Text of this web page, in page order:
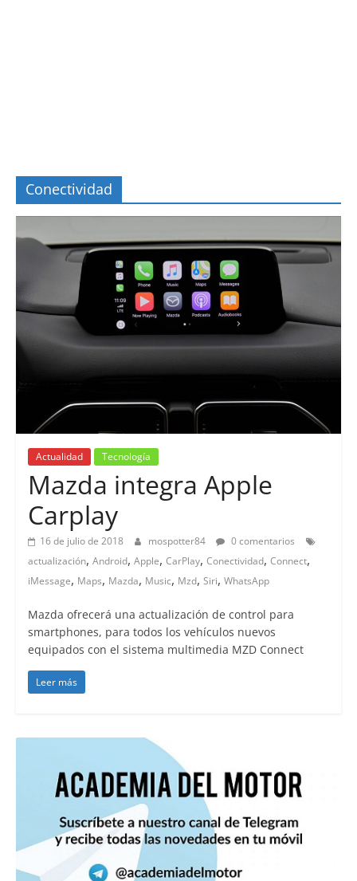
Conectividad
Actualidad Tecnología
Mazda integra Apple
Carplay
16 de julio de 2018 mospotter84
0 comentarios
actualización, Android, Apple, CarPlay, Conectividad, Connect,
iMessage, Maps, Mazda, Music, Mzd, Siri, WhatsApp
Mazda ofrecerá una actualización de control para
smartphones, para todos los vehículos nuevos
equipados con el sistema multimedia MZD Connect
Leer más